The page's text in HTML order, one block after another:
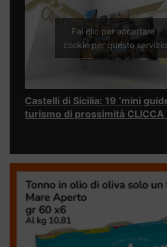
Fai clic per accettare i
cookie per questo servizio
Castelli di Sicilia: 19 ‘mini
turismo di prossimità CLICCA